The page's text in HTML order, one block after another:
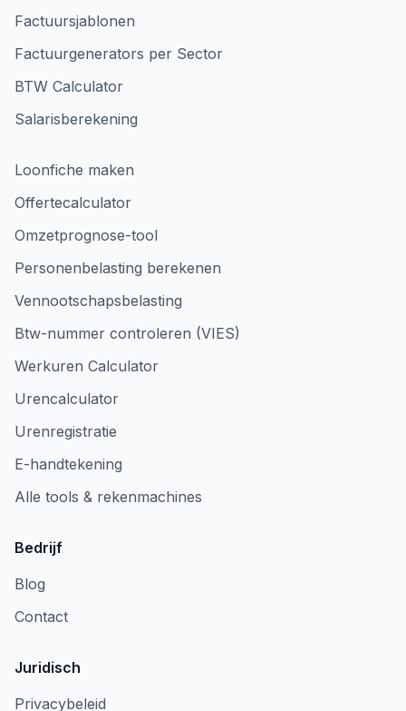
Factuursjablonen
Factuurgenerators per Sector
BTW Calculator
Salarisberekening
Loonfiche maken
Offertecalculator
Omzetprognose-tool
Personenbelasting berekenen
Vennootschapsbelasting
Btw-nummer controleren (VIES)
Werkuren Calculator
Urencalculator
Urenregistratie
E-handtekening
Alle tools & rekenmachines
Bedrijf
Blog
Contact
Juridisch
Privacybeleid